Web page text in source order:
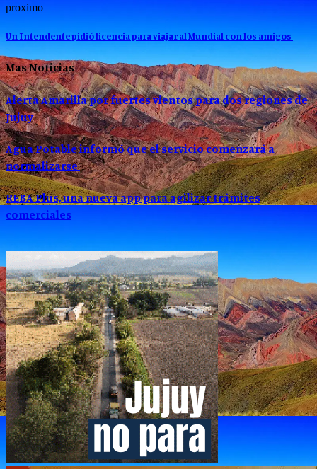
proximo
Un Intendente pidió licencia para viajar al Mundial con los amigos
Mas Noticias
Alerta Amarilla por fuertes vientos para dos regiones de
Jujuy
Agua Potable informó que el servicio comenzará a
normalizarse
REBA Plus, una nueva app para agilizar trámites
comerciales